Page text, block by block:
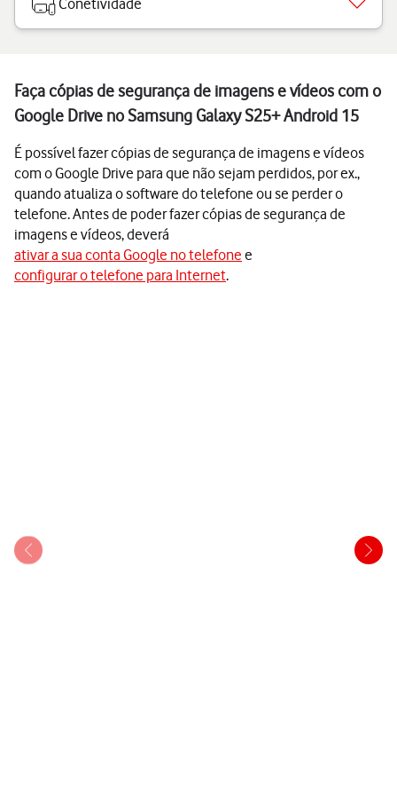
Conetividade
Faça cópias de segurança de imagens e vídeos com o
Google Drive no Samsung Galaxy S25+ Android 15
É possível fazer cópias de segurança de imagens e vídeos
com o Google Drive para que não sejam perdidos, por ex.,
quando atualiza o software do telefone ou se perder o
telefone. Antes de poder fazer cópias de segurança de
imagens e vídeos, deverá
ativar a sua conta Google no telefone e
configurar o telefone para Internet.